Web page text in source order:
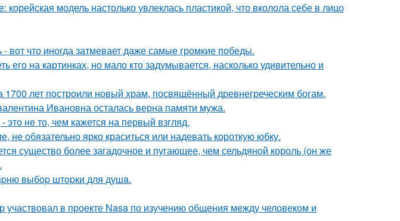
корейская модель настолько увлеклась пластикой, что вколола себе в лицо
вот что иногда затмевает даже самые громкие победы.
на картинках, но мало кто задумывается, насколько удивительно и
1700 лет построили новый храм, посвящённый древнегреческим богам.
Ивановна осталась верна памяти мужа.
не то, чем кажется на первый взгляд.
не обязательно ярко краситься или надевать короткую юбку.
существо более загадочное и пугающее, чем сельдяной король (он же
выбop штopки для душa.
в проекте Nasa по изучению общения между человеком и